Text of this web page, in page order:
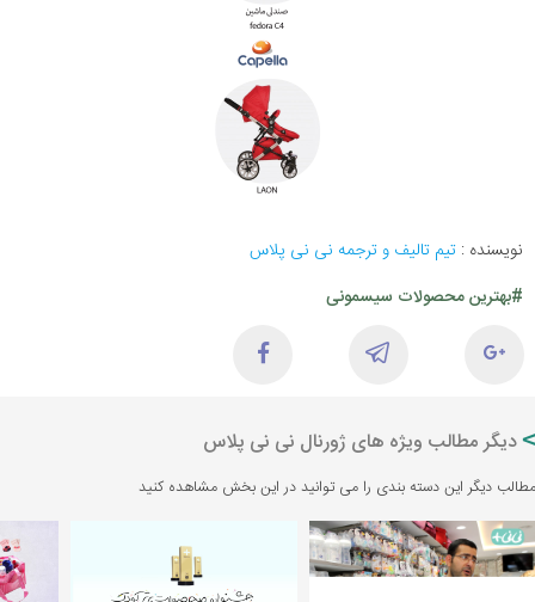
نویسنده : تیم تالیف و ترجمه نی نی پلاس
#بهترین محصولات سیسمونی
دیگر مطالب ویژه های ژورنال نی نی پلاس
مطالب دیگر این دسته بندی را می توانید در این بخش مشاهده کنید